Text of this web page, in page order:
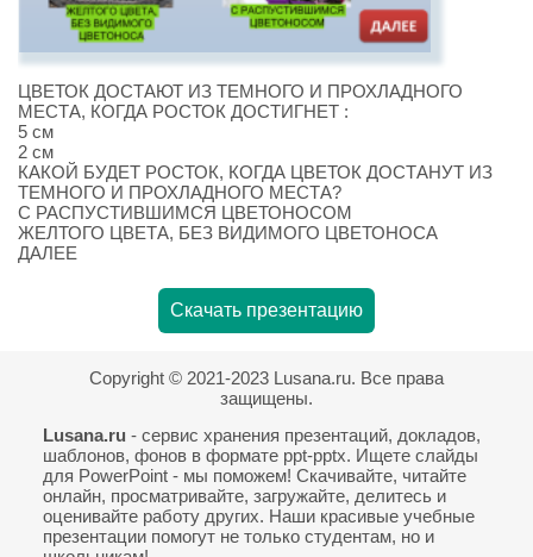
ЦВЕТОК ДОСТАЮТ ИЗ ТЕМНОГО И ПРОХЛАДНОГО
МЕСТА, КОГДА РОСТОК ДОСТИГНЕТ :
5 см
2 см
КАКОЙ БУДЕТ РОСТОК, КОГДА ЦВЕТОК ДОСТАНУТ ИЗ
ТЕМНОГО И ПРОХЛАДНОГО МЕСТА?
С РАСПУСТИВШИМСЯ ЦВЕТОНОСОМ
ЖЕЛТОГО ЦВЕТА, БЕЗ ВИДИМОГО ЦВЕТОНОСА
ДАЛЕЕ
Скачать презентацию
Copyright © 2021-2023 Lusana.ru. Все права
защищены.
Lusana.ru - сервис хранения презентаций, докладов,
шаблонов, фонов в формате ppt-pptx. Ищете слайды
для PowerPoint - мы поможем! Скачивайте, читайте
онлайн, просматривайте, загружайте, делитесь и
оценивайте работу других. Наши красивые учебные
презентации помогут не только студентам, но и